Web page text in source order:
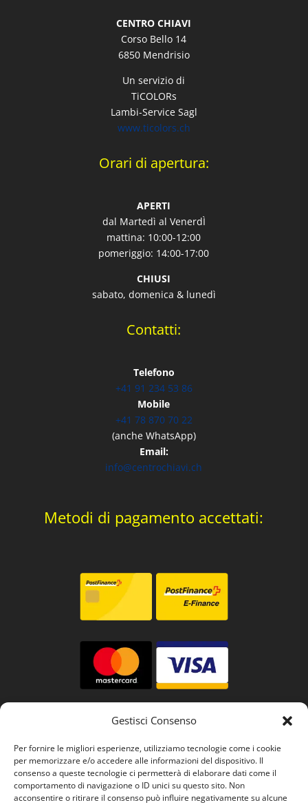
Gestisci Consenso
Per fornire le migliori esperienze, utilizziamo tecnologie come i cookie
per memorizzare e/o accedere alle informazioni del dispositivo. Il
consenso a queste tecnologie ci permetterà di elaborare dati come il
comportamento di navigazione o ID unici su questo sito. Non
acconsentire o ritirare il consenso può influire negativamente su alcune
CENTRO CHIAVI
Corso Bello 14
6850 Mendrisio
Un servizio di
TiCOLORs
Lambi-Service Sagl
www.ticolors.ch
Orari di apertura:
APERTI
dal Martedì al VenerdÌ
mattina: 10:00-12:00
pomeriggio: 14:00-17:00
CHIUSI
sabato, domenica & lunedì
Contatti:
Telefono
+41 91 234 53 86
Mobile
+41 78 870 70 22
(anche WhatsApp)
Email:
info@centrochiavi.ch
Metodi di pagamento accettati: